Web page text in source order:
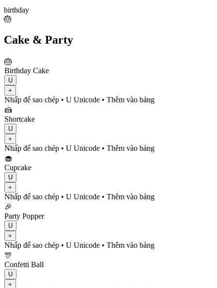
birthday
🎂
Cake & Party
🎂
Birthday Cake
U
+
Nhấp để sao chép • U Unicode • Thêm vào bảng
🍰
Shortcake
U
+
Nhấp để sao chép • U Unicode • Thêm vào bảng
🧁
Cupcake
U
+
Nhấp để sao chép • U Unicode • Thêm vào bảng
🎉
Party Popper
U
+
Nhấp để sao chép • U Unicode • Thêm vào bảng
🎊
Confetti Ball
U
+